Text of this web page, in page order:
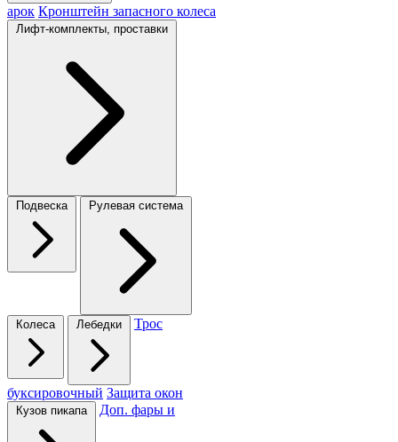
арок Кронштейн запасного колеса
Лифт-комплекты, проставки
Подвеска Рулевая система
Колеса Лебедки Трос
буксировочный Защита окон
Кузов пикапа Доп. фары и